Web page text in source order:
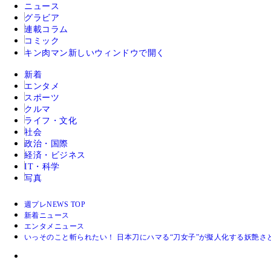
ニュース
グラビア
連載コラム
コミック
キン肉マン 新しいウィンドウで開く
新着
エンタメ
スポーツ
クルマ
ライフ・文化
社会
政治・国際
経済・ビジネス
IT・科学
写真
週プレNEWS TOP
新着ニュース
エンタメニュース
いっそのこと斬られたい！ 日本刀にハマる“刀女子”が擬人化する妖艶さ